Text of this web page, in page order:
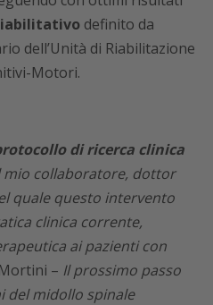
definito da
dell’Unità di Riabilitazione
Motori.
di ricerca clinica
mio collaboratore, dottor
quale questo intervento
clinica corrente,
ai pazienti con
– Il prossimo passo
del midollo spinale